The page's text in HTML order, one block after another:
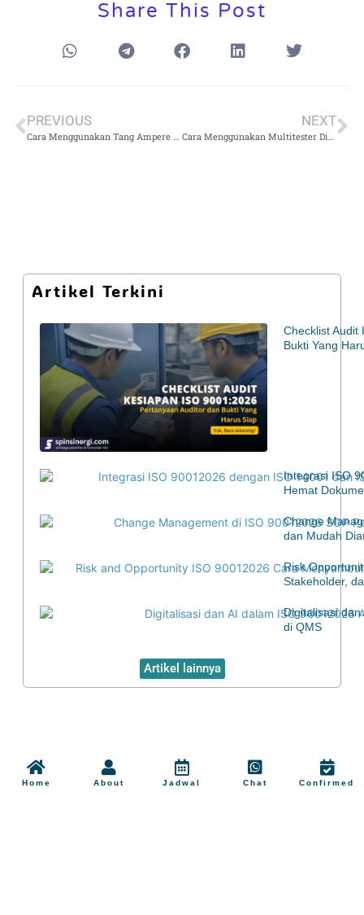
Share This Post
PREVIOUS
Cara Menggunakan Tang Ampere 3 Phase: Verifikasi Beban, Quality Check, dan Dokumentasi
NEXT
Cara Menggunakan Multitester Digital untuk Mengukur Tegangan, Arus, dan Resistansi
Artikel Terkini
Checklist Audit
Bukti Yang
Integrasi ISO
Hemat
Change
dan Mudah
Risk
Stakeholder,
Digitalisasi
di QMS
Artikel lainnya
Home About Jadwal Chat Confirmed